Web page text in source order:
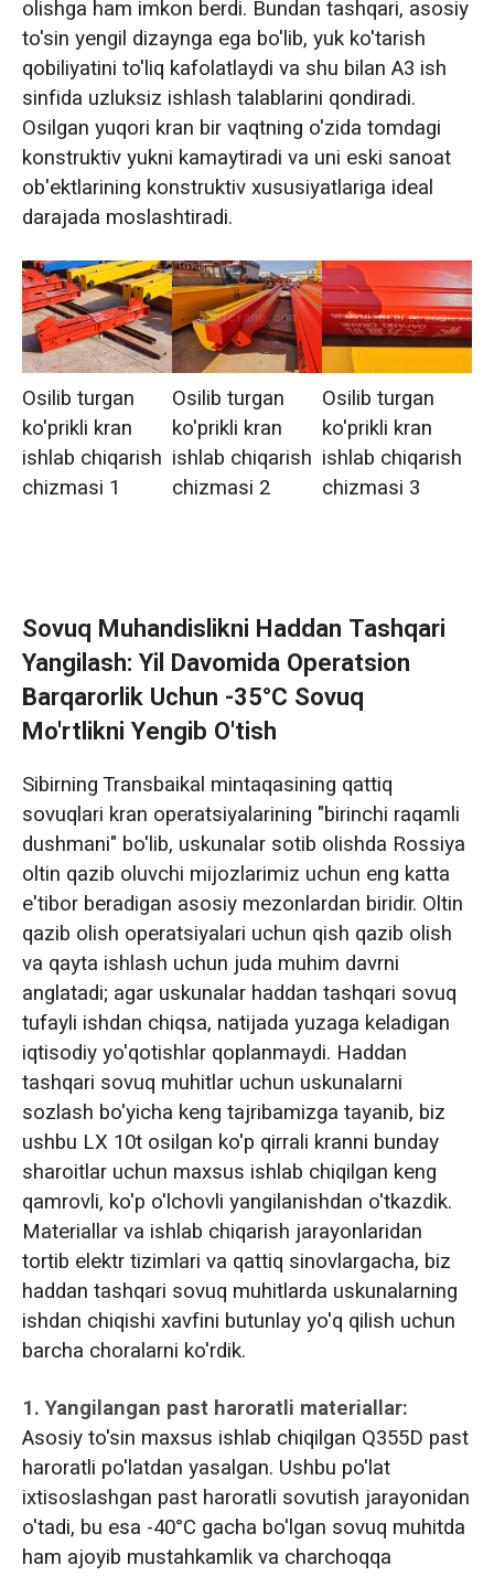
olishga ham imkon berdi. Bundan tashqari, asosiy
to'sin yengil dizaynga ega bo'lib, yuk ko'tarish
qobiliyatini to'liq kafolatlaydi va shu bilan A3 ish
sinfida uzluksiz ishlash talablarini qondiradi.
Osilgan yuqori kran bir vaqtning o'zida tomdagi
konstruktiv yukni kamaytiradi va uni eski sanoat
ob'ektlarining konstruktiv xususiyatlariga ideal
darajada moslashtiradi.
Osilib turgan
ko'prikli kran
ishlab chiqarish
chizmasi 1
Osilib turgan
ko'prikli kran
ishlab chiqarish
chizmasi 2
Osilib turgan
ko'prikli kran
ishlab chiqarish
chizmasi 3
Sovuq Muhandislikni Haddan Tashqari
Yangilash: Yil Davomida Operatsion
Barqarorlik Uchun -35°C Sovuq
Mo'rtlikni Yengib O'tish
Sibirning Transbaikal mintaqasining qattiq
sovuqlari kran operatsiyalarining "birinchi raqamli
dushmani" bo'lib, uskunalar sotib olishda Rossiya
oltin qazib oluvchi mijozlarimiz uchun eng katta
e'tibor beradigan asosiy mezonlardan biridir. Oltin
qazib olish operatsiyalari uchun qish qazib olish
va qayta ishlash uchun juda muhim davrni
anglatadi; agar uskunalar haddan tashqari sovuq
tufayli ishdan chiqsa, natijada yuzaga keladigan
iqtisodiy yo'qotishlar qoplanmaydi. Haddan
tashqari sovuq muhitlar uchun uskunalarni
sozlash bo'yicha keng tajribamizga tayanib, biz
ushbu LX 10t osilgan ko'p qirrali kranni bunday
sharoitlar uchun maxsus ishlab chiqilgan keng
qamrovli, ko'p o'lchovli yangilanishdan o'tkazdik.
Materiallar va ishlab chiqarish jarayonlaridan
tortib elektr tizimlari va qattiq sinovlargacha, biz
haddan tashqari sovuq muhitlarda uskunalarning
ishdan chiqishi xavfini butunlay yo'q qilish uchun
barcha choralarni ko'rdik.
1. Yangilangan past haroratli materiallar:
Asosiy to'sin maxsus ishlab chiqilgan Q355D past
haroratli po'latdan yasalgan. Ushbu po'lat
ixtisoslashgan past haroratli sovutish jarayonidan
o'tadi, bu esa -40°C gacha bo'lgan sovuq muhitda
ham ajoyib mustahkamlik va charchoqqa